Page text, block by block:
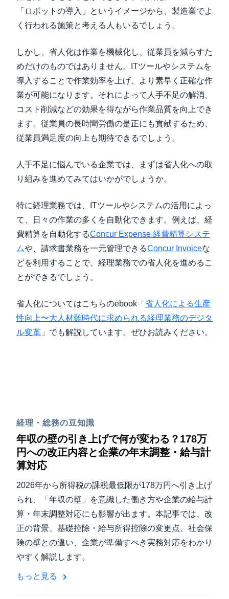
「ロボットの導入」というイメージから、製造業でよ
く行われる施策と考える人もいるでしょう。
しかし、省人化は作業を機械化し、従業員を減らすた
めだけのものではありません。ITツールやシステムを
導入することで作業効率を上げ、より素早く正確な作
業が可能になります。それによって人手不足の解消、
コスト削減などの効果を得ながら作業品質を向上でき
ます。従業員の長時間労働の是正にも貢献するため、
従業員満足度の向上も期待できるでしょう。
人手不足に悩んでいる企業では、まずは省人化への取
り組みを進めてみてはいかがでしょうか。
特に経理業務では、ITツールやシステムの活用によっ
て、日々の作業の多くを自動化できます。例えば、経
費精算を自動化するConcur Expense 経費精算システ
ムや、請求書業務を一元管理できるConcur Invoiceな
どを利用することで、経理業務での省人化を進めるこ
とができるでしょう。
省人化についてはこちらのebook「 省人化による生産
性向上〜大人材難時代に求められる経理業務のデジタ
ル変革 」でも解説しています。ぜひお読みください。
経理・総務の豆知識
年収の壁の引き上げで何が変わる？178万
円への改正内容と企業の年末調整・給与計
算対応
2026年から所得税の課税最低限が178万円へ引き上げ
られ、「年収の壁」を意識した働き方や企業の給与計
算・年末調整対応にも影響が出ます。本記事では、改
正の背景、基礎控除・給与所得控除の変更点、社会保
険の壁との違い、企業が準備すべき実務対応をわかり
やすく解説します。
もっと見る